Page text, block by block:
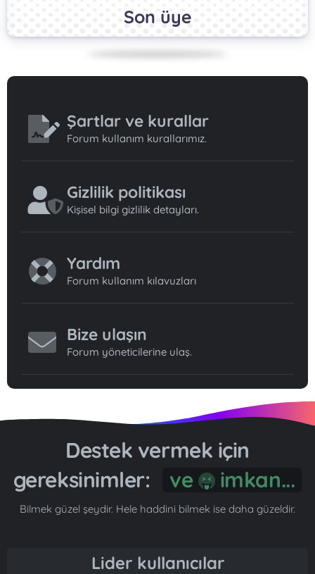
Son üye
Şartlar ve kurallar
Forum kullanım kurallarımız.
Gizlilik politikası
Kişisel bilgi gizlilik detayları.
Yardım
Forum kullanım kılavuzları
Bize ulaşın
Forum yöneticilerine ulaş.
Destek vermek için
gereksinimler:
ve imkan...
Bilmek güzel şeydir. Hele haddini bilmek ise daha güzeldir.
Lider kullanıcılar